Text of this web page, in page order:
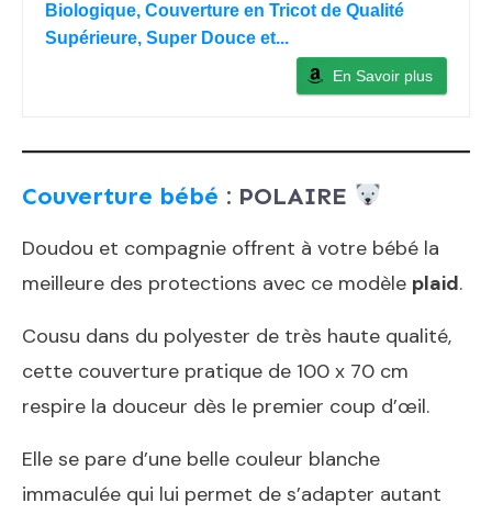
Biologique, Couverture en Tricot de Qualité
Supérieure, Super Douce et...
En Savoir plus
Couverture bébé : POLAIRE
Doudou et compagnie offrent à votre bébé la
meilleure des protections avec ce modèle plaid.
Cousu dans du polyester de très haute qualité,
cette couverture pratique de 100 x 70 cm
respire la douceur dès le premier coup d’œil.
Elle se pare d’une belle couleur blanche
immaculée qui lui permet de s’adapter autant